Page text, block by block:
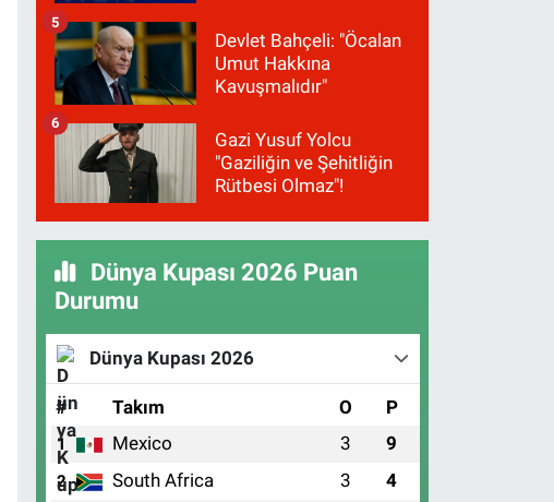
Devlet Bahçeli: "Öcalan
Umut Hakkına
Kavuşmalıdır"
5
Gazi Yusuf Yolcu
"Gaziliğin ve Şehitliğin
Rütbesi Olmaz"!
6
Dünya Kupası 2026 Puan
Durumu
Dünya Kupası 2026
# Takım O P
1 Mexico 3 9
2 South Africa 3 4